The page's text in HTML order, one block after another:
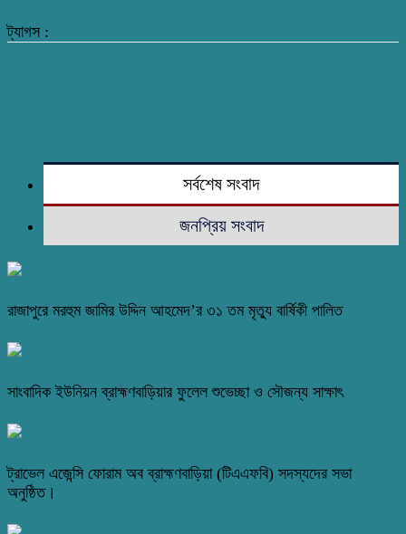
ট্যাগস :
সর্বশেষ সংবাদ
জনপ্রিয় সংবাদ
রাজাপুরে মরহুম জামির উদ্দিন আহমেদ’র ৩১ তম মৃত্যু বার্ষিকী পালিত
সাংবাদিক ইউনিয়ন ব্রাহ্মণবাড়িয়ার ফুলেল শুভেচ্ছা ও সৌজন্য সাক্ষাৎ
ট্রাভেল এজেন্সি ফোরাম অব ব্রাহ্মণবাড়িয়া (টিএএফবি) সদস্যদের সভা
অনুষ্ঠিত।